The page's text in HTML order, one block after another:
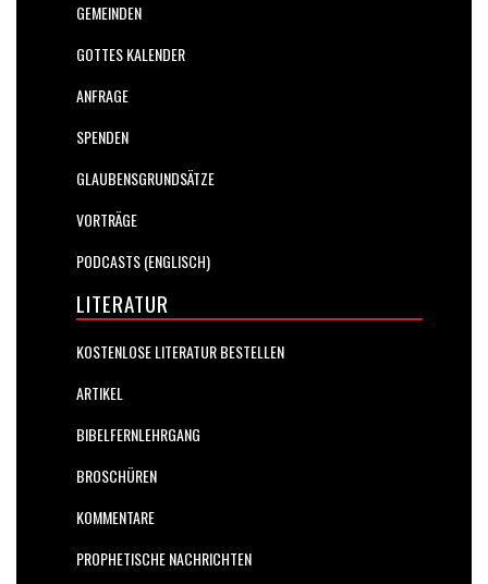
GEMEINDEN
GOTTES KALENDER
ANFRAGE
SPENDEN
GLAUBENSGRUNDSÄTZE
VORTRÄGE
PODCASTS (ENGLISCH)
LITERATUR
KOSTENLOSE LITERATUR BESTELLEN
ARTIKEL
BIBELFERNLEHRGANG
BROSCHÜREN
KOMMENTARE
PROPHETISCHE NACHRICHTEN